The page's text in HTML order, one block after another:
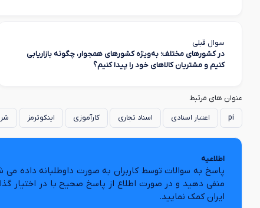
سوال قبلی
در کشورهای مختلف؛ به‌ویژه کشورهای همجوار، چگونه بازاریابی
کنیم و مشتریان کالاهای خود را پیدا کنیم؟
عنوان های مرتبط
pi اعتبار اسنادی اسناد تجاری کارآموزی اینکوترمز
اطلاعیه
پاسخ به سوالات توسط کاربران به صورت داوطلبانه داده
منفی دهید و در صورت اطلاع از پاسخ صحیح با در اختیار
ایران کمک نمایید.